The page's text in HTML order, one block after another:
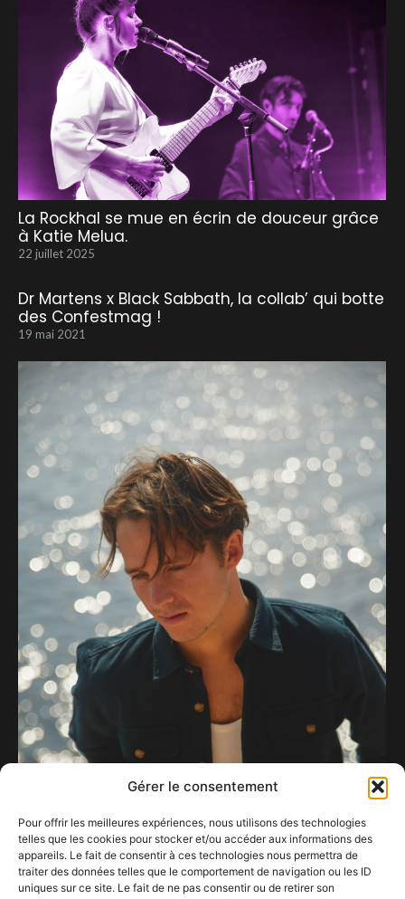
Gérer le consentement
Pour offrir les meilleures expériences, nous utilisons des technologies
telles que les cookies pour stocker et/ou accéder aux informations des
appareils. Le fait de consentir à ces technologies nous permettra de
traiter des données telles que le comportement de navigation ou les ID
uniques sur ce site. Le fait de ne pas consentir ou de retirer son
La Rockhal se mue en écrin de douceur grâce
à Katie Melua.
22 juillet 2025
Dr Martens x Black Sabbath, la collab’ qui botte
des Confestmag !
19 mai 2021